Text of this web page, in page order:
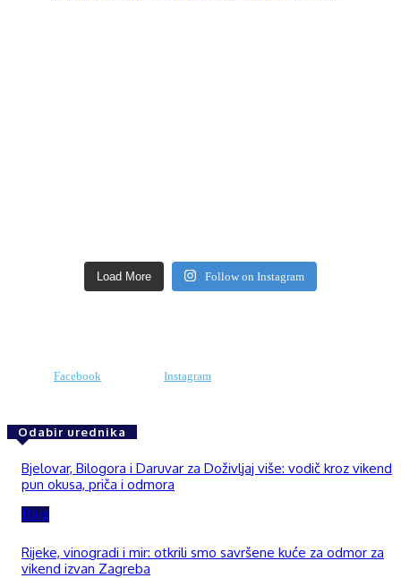
Load More Follow on Instagram
Facebook Instagram
Odabir urednika
Bjelovar, Bilogora i Daruvar za Doživljaj više: vodič kroz vikend
pun okusa, priča i odmora
Blog
Rijeke, vinogradi i mir: otkrili smo savršene kuće za odmor za
vikend izvan Zagreba